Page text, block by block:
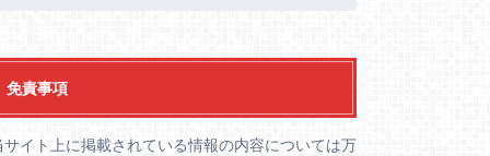
免責事項
サイト上に掲載されている情報の内容については万